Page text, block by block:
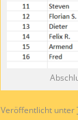
Veröffentlicht unter